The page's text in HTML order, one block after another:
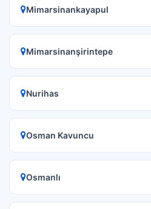
Mimarsinankayapul
Mimarsinanşirintepe
Nurihas
Osman Kavuncu
Osmanlı